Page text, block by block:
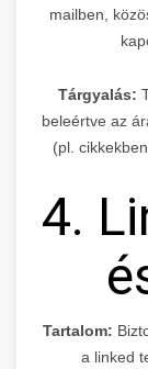
mailben,
Tárgyalás:
beleértve az
(pl.
4.
Tartalom:
a linked